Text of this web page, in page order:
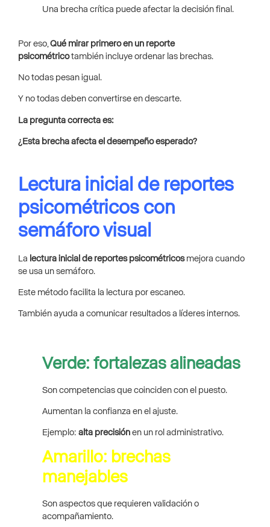
Una brecha crítica puede afectar la decisión final.
Por eso, Qué mirar primero en un reporte
psicométricotambién incluye ordenar las brechas.
No todas pesan igual.
Y no todas deben convertirse en descarte.
La pregunta correcta es:
¿Esta brecha afecta el desempeño esperado?
Lectura inicial de reportes
psicométricos con
semáforo visual
La lectura inicial de reportes psicométricosmejora cuando
se usa un semáforo.
Este método facilita la lectura por escaneo.
También ayuda a comunicar resultados a líderes internos.
Verde: fortalezas alineadas
Son competencias que coinciden con el puesto.
Aumentan la confianza en el ajuste.
Ejemplo: alta precisión en un rol administrativo.
Amarillo: brechas
manejables
Son aspectos que requieren validación o
acompañamiento.